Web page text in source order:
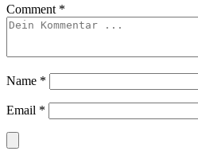
Comment *
Name *
Email *